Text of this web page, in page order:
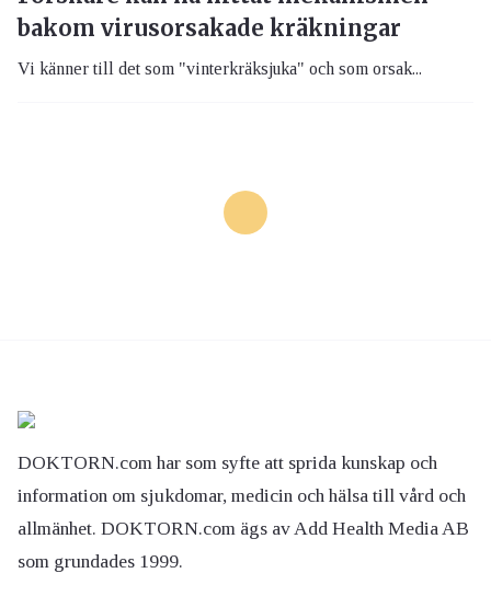
bakom virusorsakade kräkningar
Vi känner till det som "vinterkräksjuka" och som orsak...
DOKTORN.com har som syfte att sprida kunskap och
information om sjukdomar, medicin och hälsa till vård och
allmänhet. DOKTORN.com ägs av Add Health Media AB
som grundades 1999.